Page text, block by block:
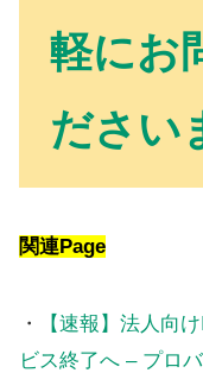
軽にお
ださい
関連Page
・
【速報】法人向
ビス終了へ – プロ